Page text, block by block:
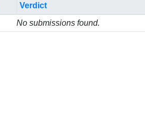
Verdict
No submissions found.